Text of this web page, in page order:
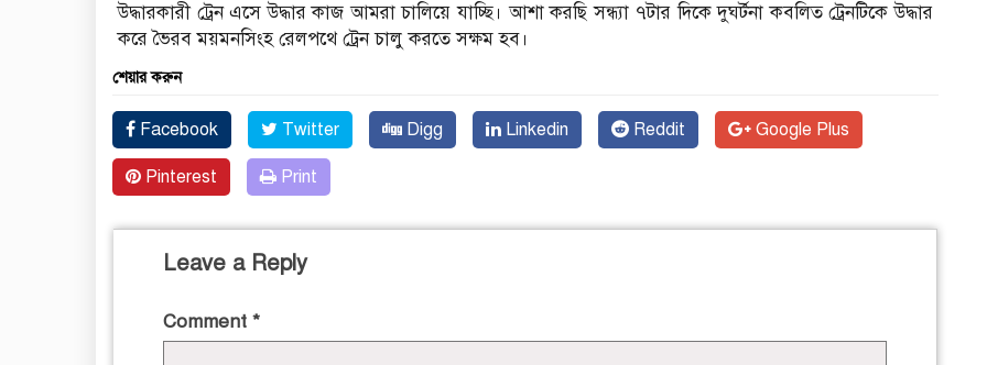
উদ্ধারকারী ট্রেন এসে উদ্ধার কাজ আমরা চালিয়ে যাচ্ছি। আশা করছি সন্ধ্যা ৭টার দিকে দুঘর্টনা কবলিত ট্রেনটিকে উদ্ধার
করে ভৈরব ময়মনসিংহ রেলপথে ট্রেন চালু করতে সক্ষম হব।
শেয়ার করুন
Facebook Twitter Digg Linkedin Reddit Google Plus
Pinterest Print
Leave a Reply
Comment *